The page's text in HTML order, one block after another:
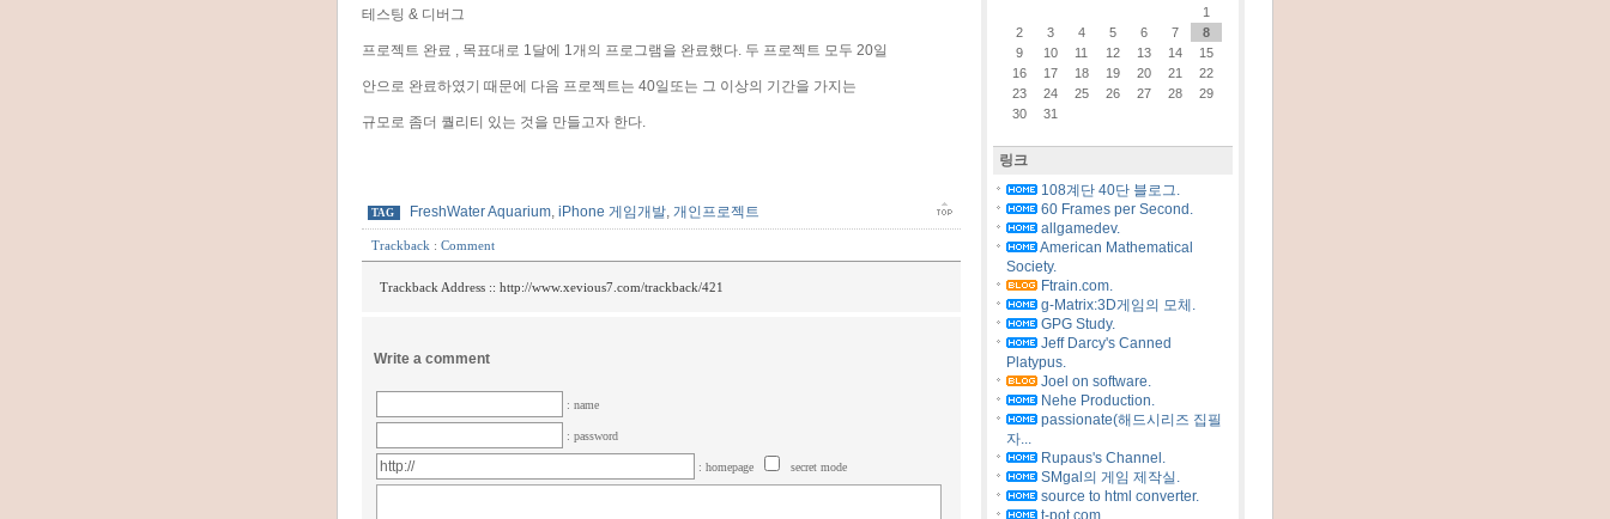
테스팅 & 디버그
프로젝트 완료 , 목표대로 1달에 1개의 프로그램을 완료했다. 두 프로젝트 모두 20일
안으로 완료하였기 때문에 다음 프로젝트는 40일또는 그 이상의 기간을 가지는
규모로 좀더 퀄리티 있는 것을 만들고자 한다.
TAG FreshWater Aquarium, iPhone 게임개발, 개인프로젝트
Trackback : Comment
Trackback Address :: http://www.xevious7.com/trackback/421
Write a comment
: name
: password
: homepage secret mode
1
2
3 4 5 6 7
8
9
10 11 12 13 14
15
16
17 18 19 20 21
22
23
24 25 26 27 28
29
30
31
링크
108계단 40단 블로그.
60 Frames per Second.
allgamedev.
American Mathematical
Society.
Ftrain.com.
g-Matrix:3D게임의 모체.
GPG Study.
Jeff Darcy's Canned
Platypus.
Joel on software.
Nehe Production.
passionate(해드시리즈 집필
자...
Rupaus's Channel.
SMgal의 게임 제작실.
source to html converter.
t-pot.com.